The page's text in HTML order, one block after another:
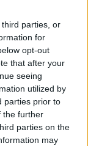
parties, or
for
opt-out
that after your
seeing
utilized by
parties prior to
the further
parties on the
may
modellt
Modellről"
A BÉT
hogy
előírásoknak